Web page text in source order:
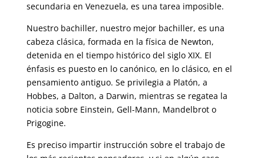
secundaria en Venezuela, es una tarea imposible.
Nuestro bachiller, nuestro mejor bachiller, es una
cabeza clásica, formada en la física de Newton,
detenida en el tiempo histórico del siglo XIX. El
énfasis es puesto en lo canónico, en lo clásico, en el
pensamiento antiguo. Se privilegia a Platón, a
Hobbes, a Dalton, a Darwin, mientras se regatea la
noticia sobre Einstein, Gell-Mann, Mandelbrot o
Prigogine.
Es preciso impartir instrucción sobre el trabajo de